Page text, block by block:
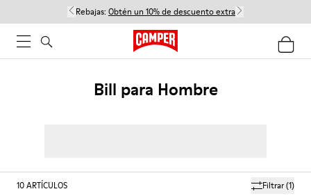
Rebajas: Obtén un 10% de descuento extra
Bill para Hombre
Filtrar(1)
10ARTÍCULOS